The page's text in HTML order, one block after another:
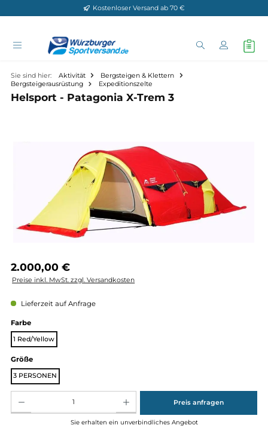
Zum Hauptinhalt springenKostenloser Versand ab 70 €
Sie sind hier: Aktivität
Bergsteigen & Klettern
Bergsteigerausrüstung
Expeditionszelte
Helsport - Patagonia X-Trem 3
Bildergalerie überspringen
Lieferzeit auf Anfrage
Farbe
1 Red/Yellow
auswählen